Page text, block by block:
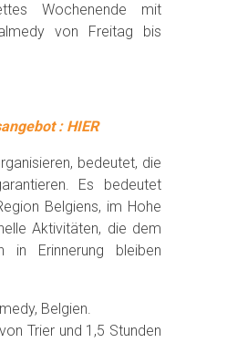
Wochenende mit
von Freitag bis
: HIER
bedeutet, die
Es bedeutet
Belgiens, im Hohe
Aktivitäten, die dem
in Erinnerung bleiben
Belgien.
Trier und 1,5 Stunden